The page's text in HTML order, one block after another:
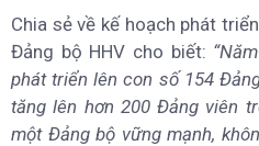
Chia sẻ về kế hoạch phát
Đảng bộ HHV cho biết:
phát triển lên con số 154
tăng lên hơn 200 Đảng viên
một Đảng bộ vững mạnh,